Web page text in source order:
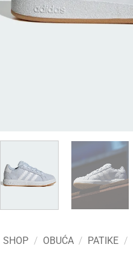
SHOP / OBUĆA / PATIKE /